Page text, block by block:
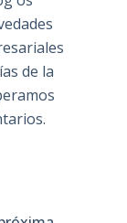
de la